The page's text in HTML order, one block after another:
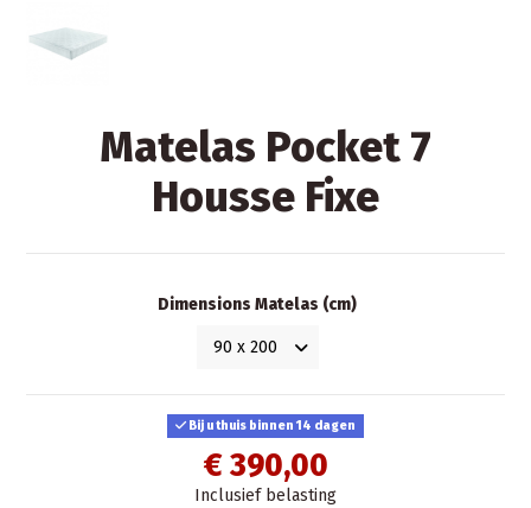
Matelas Pocket 7
Housse Fixe
Dimensions Matelas (cm)
Bij u thuis binnen 14 dagen
€ 390,00
Inclusief belasting